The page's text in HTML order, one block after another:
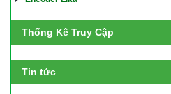
Thống Kê Truy Cập
Tin tức